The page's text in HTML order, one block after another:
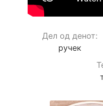
Дел од денот:
ручек